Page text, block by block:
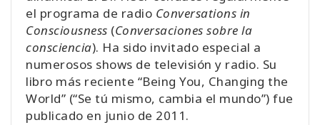
el programa de radio Conversations in
Consciousness (Conversaciones sobre la
consciencia). Ha sido invitado especial a
numerosos shows de televisión y radio. Su
libro más reciente “Being You, Changing the
World” (“Se tú mismo, cambia el mundo”) fue
publicado en junio de 2011.